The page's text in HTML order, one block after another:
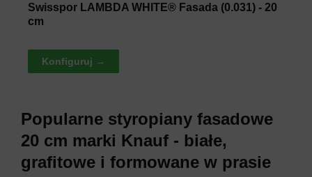
Swisspor LAMBDA WHITE® Fasada (0.031) - 20
cm
Konfiguruj →
Popularne styropiany fasadowe
20 cm marki Knauf - białe,
grafitowe i formowane w prasie